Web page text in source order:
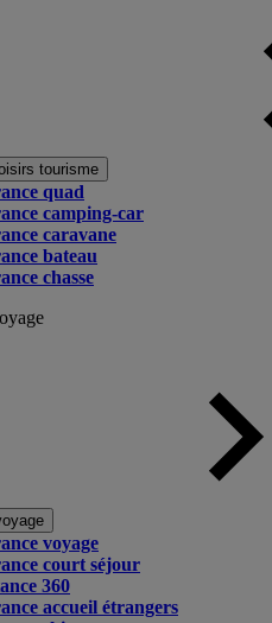
tourisme
quad
camping-car
caravane
bateau
chasse
voyage
court séjour
360
accueil étrangers